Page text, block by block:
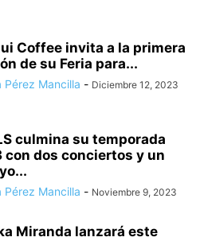
Coffee invita a la primera
de su Feria para...
Pérez Mancilla - Diciembre 12, 2023
culmina su temporada
con dos conciertos y un
Pérez Mancilla - Noviembre 9, 2023
Miranda lanzará este